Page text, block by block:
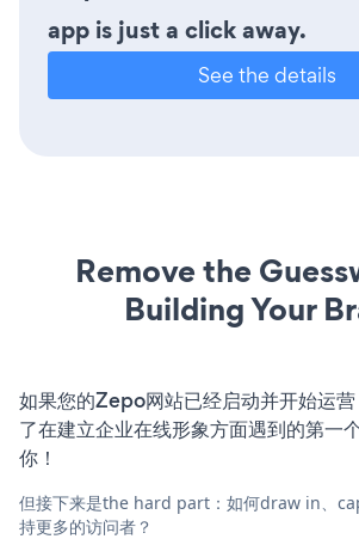
app is just a click away.
See the details
Remove the
Building Your
如果您的Zepo网站已经启动并开始运
了在建立企业在线形象方面遇到的第一
你！
但接下来是the hard part：如何draw in、
持更多的访问者？